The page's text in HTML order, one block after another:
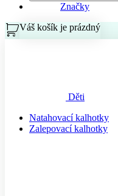
Značky
Váš košík je prázdný
Děti
Natahovací kalhotky
Zalepovací kalhotky